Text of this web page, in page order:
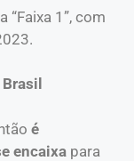
“Faixa 1”, com
é
encaixa para